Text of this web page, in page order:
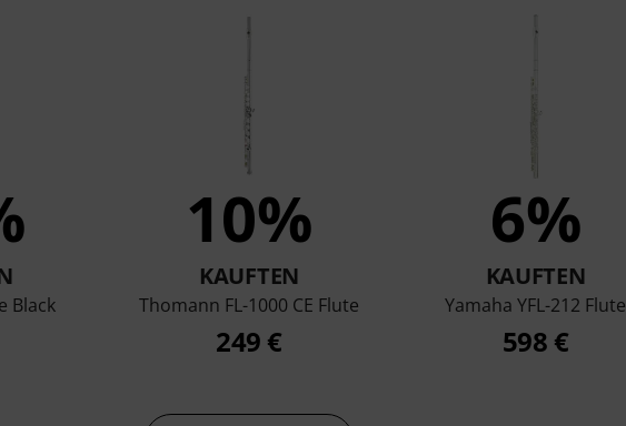
Black
10%
KAUFTEN
Thomann FL-1000 CE Flute
249 €
6%
KAUFTEN
Yamaha YFL-212 Flute
598 €